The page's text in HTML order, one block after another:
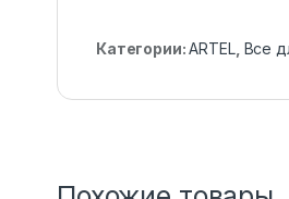
Категории:ARTEL, Все